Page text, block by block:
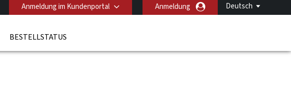
Deutsch
Anmeldung im Kundenportal Anmeldung
BESTELLSTATUS